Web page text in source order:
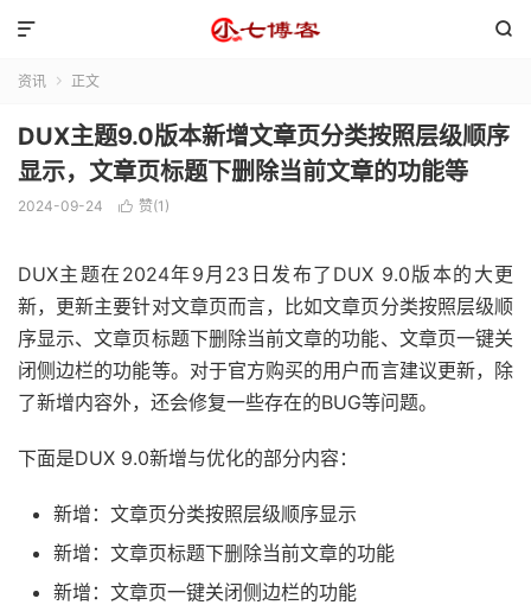


资讯  正文
DUX主题9.0版本新增文章页分类按照层级顺序
显示，文章页标题下删除当前文章的功能等
2024-09-24  赞(1 )
DUX主题在2024年9月23日发布了DUX 9.0版本的大更
新，更新主要针对文章页而言，比如文章页分类按照层级顺
序显示、文章页标题下删除当前文章的功能、文章页一键关
闭侧边栏的功能等。对于官方购买的用户而言建议更新，除
了新增内容外，还会修复一些存在的BUG等问题。
下面是DUX 9.0新增与优化的部分内容：
新增：文章页分类按照层级顺序显示
新增：文章页标题下删除当前文章的功能
新增：文章页一键关闭侧边栏的功能